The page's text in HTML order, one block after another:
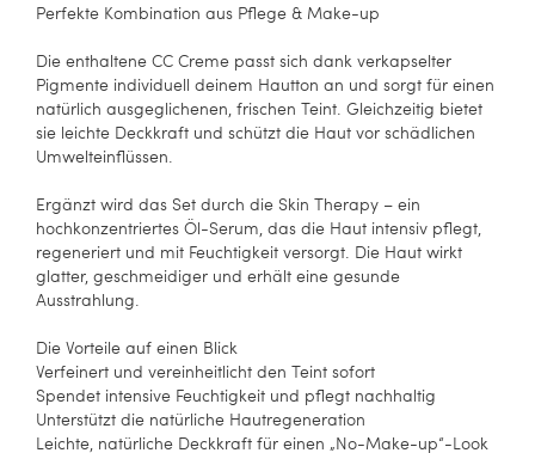
Perfekte Kombination aus Pflege & Make-up
Die enthaltene CC Creme passt sich dank verkapselter
Pigmente individuell deinem Hautton an und sorgt für einen
natürlich ausgeglichenen, frischen Teint. Gleichzeitig bietet
sie leichte Deckkraft und schützt die Haut vor schädlichen
Umwelteinflüssen.
Ergänzt wird das Set durch die Skin Therapy – ein
hochkonzentriertes Öl-Serum, das die Haut intensiv pflegt,
regeneriert und mit Feuchtigkeit versorgt. Die Haut wirkt
glatter, geschmeidiger und erhält eine gesunde
Ausstrahlung.
Die Vorteile auf einen Blick
Verfeinert und vereinheitlicht den Teint sofort
Spendet intensive Feuchtigkeit und pflegt nachhaltig
Unterstützt die natürliche Hautregeneration
Leichte, natürliche Deckkraft für einen „No-Make-up“-Look